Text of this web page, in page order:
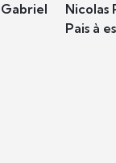
Nicolas
Pais à